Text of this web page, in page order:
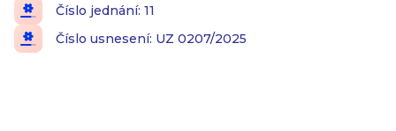
Číslo jednání: 11
Číslo usnesení: UZ 0207/2025